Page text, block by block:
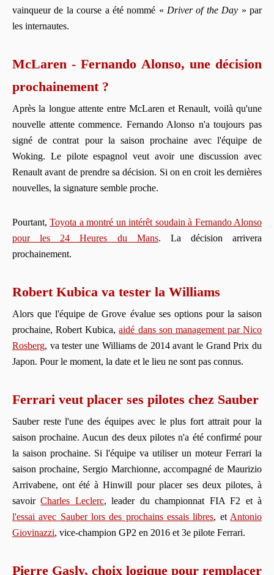
vainqueur de la course a été nommé « Driver of the Day » par
les internautes.
McLaren - Fernando Alonso, une décision
prochainement ?
Après la longue attente entre McLaren et Renault, voilà qu'une
nouvelle attente commence. Fernando Alonso n'a toujours pas
signé de contrat pour la saison prochaine avec l'équipe de
Woking. Le pilote espagnol veut avoir une discussion avec
Renault avant de prendre sa décision. Si on en croit les dernières
nouvelles, la signature semble proche.
Pourtant,Toyota a montré un intérêt soudain à Fernando Alonso
pour les 24 Heures du Mans. La décision arrivera
prochainement.
Robert Kubica va tester la Williams
Alors que l'équipe de Grove évalue ses options pour la saison
prochaine, Robert Kubica,aidé dans son management par Nico
Rosberg, va tester une Williams de 2014 avant le Grand Prix du
Japon. Pour le moment, la date et le lieu ne sont pas connus.
Ferrari veut placer ses pilotes chez Sauber
Sauber reste l'une des équipes avec le plus fort attrait pour la
saison prochaine. Aucun des deux pilotes n'a été confirmé pour
la saison prochaine. Si l'équipe va utiliser un moteur Ferrari la
saison prochaine, Sergio Marchionne, accompagné de Maurizio
Arrivabene, ont été à Hinwill pour placer ses deux pilotes, à
savoirCharles Leclerc, leader du championnat FIA F2 et à
l'essai avec Sauber lors des prochains essais libres, et Antonio
Giovinazzi, vice-champion GP2 en 2016 et 3e pilote Ferrari.
Pierre Gasly, choix logique pour remplacer